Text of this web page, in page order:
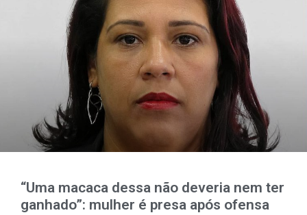
“Uma macaca dessa não deveria nem ter
ganhado”: mulher é presa após ofensa